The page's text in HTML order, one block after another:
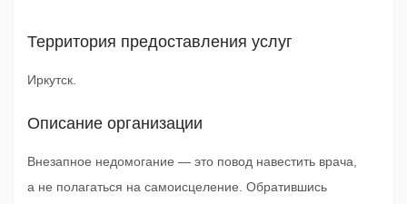
Территория предоставления услуг
Иркутск.
Описание организации
Внезапное недомогание — это повод навестить врача,
а не полагаться на самоисцеление. Обратившись